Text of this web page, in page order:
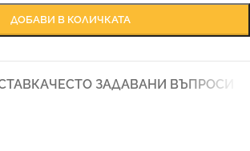
ДОБАВИ В КОЛИЧКАТА
ЧЕСТО ЗАДАВАНИ ВЪПРОСИ